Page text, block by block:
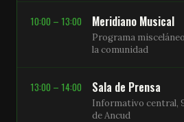
10:00 – 13:00 Meridiano Musical
Programa
la comunidad
13:00 – 14:00 Sala de Prensa
Informativo central,
de Ancud